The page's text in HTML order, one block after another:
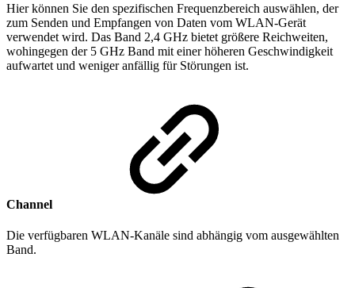
Hier können Sie den spezifischen Frequenzbereich auswählen, der
zum Senden und Empfangen von Daten vom WLAN-Gerät
verwendet wird. Das Band 2,4 GHz bietet größere Reichweiten,
wohingegen der 5 GHz Band mit einer höheren Geschwindigkeit
aufwartet und weniger anfällig für Störungen ist.
Channel
Die verfügbaren WLAN-Kanäle sind abhängig vom ausgewählten
Band.